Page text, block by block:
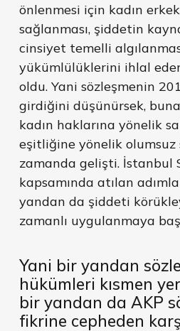
önlenmesi için kadın
sağlanması, şiddetin
cinsiyet temelli
yükümlülüklerini ihlal
oldu. Yani sözleşmenin
girdiğini düşünürsek,
kadın haklarına yönelik
eşitliğine yönelik olumsuz
zamanda gelişti. İstanbul
kapsamında atılan
yandan da şiddeti
zamanlı uygulanmaya
Yani bir yandan
hükümleri kısmen
bir yandan da AKP
fikrine cepheden